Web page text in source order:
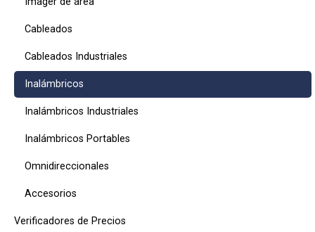
Cableados
Cableados Industriales
Inalámbricos
Inalámbricos Industriales
Inalámbricos Portables
Omnidireccionales
Accesorios
Verificadores de Precios